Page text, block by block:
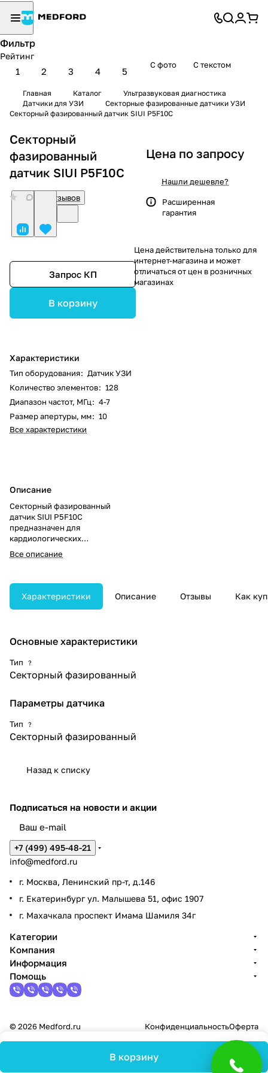
Фильтр
Рейтинг
1 2 3 4 5
С фото С текстом
Главная Каталог
Ультразвуковая диагностика
Датчики для УЗИ
Секторные фазированные датчики УЗИ
Секторный фазированный датчик SIUI P5F10C
Секторный
фазированный
датчик SIUI P5F10C
Нет отзывов
Запрос КП
В корзину
Характеристики
Тип оборудования: Датчик УЗИ
Количество элементов: 128
Диапазон частот, МГц: 4-7
Размер апертуры, мм: 10
Все характеристики
Описание
Секторный фазированный
датчик SIUI P5F10C
предназначен для
кардиологических
исследований с высокой
детализацией изображения.
работает в частотном диапазоне
4–7 МГц и имеет апертуру 10 мм
для стабильной визуализации
Все описание
Цена по запросу
Нашли дешевле?
Расширенная
гарантия
Цена действительна только для
интернет-магазина и может
отличаться от цен в розничных
магазинах
Характеристики Описание Отзывы Как
Основные характеристики
Тип ?
Секторный фазированный
Параметры датчика
Тип ?
Секторный фазированный
Назад к списку
В корзину
Подписаться на новости и акции
+7 (499) 495-48-21
info@medford.ru
г. Москва, Ленинский пр-т, д.146
г. Екатеринбург ул. Малышева 51, офис 1907
г. Махачкала проспект Имама Шамиля 34г
Категории
Компания
Информация
Помощь
© 2026 Medford.ru КонфиденциальностьОферта